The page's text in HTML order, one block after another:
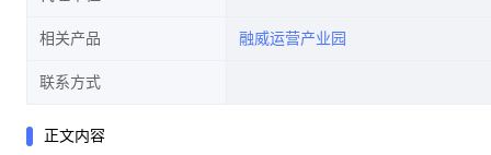
相关产品 融威运营产业园
联系方式
正文内容